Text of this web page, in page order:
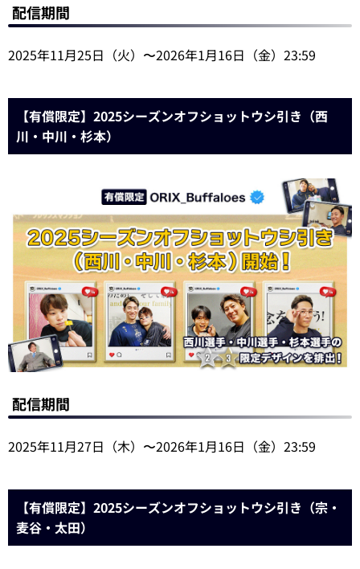
配信期間
2025年11月25日（火）〜2026年1月16日（金）23:59
【有償限定】2025シーズンオフショットウシ引き（西
川・中川・杉本）
配信期間
2025年11月27日（木）〜2026年1月16日（金）23:59
【有償限定】2025シーズンオフショットウシ引き（宗・
麦谷・太田）